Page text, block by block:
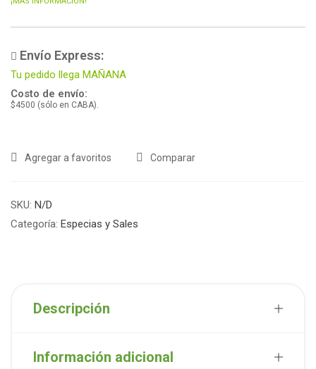
Envío Express:
Tu pedido llega MAÑANA
Costo de envío:
$4500 (sólo en CABA).
Agregar a favoritos Comparar
SKU: N/D
Categoría: Especias y Sales
Descripción
Información adicional